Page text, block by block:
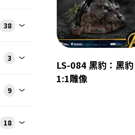
38
3
9
18
LS-084 黑豹：黑豹
1:1雕像